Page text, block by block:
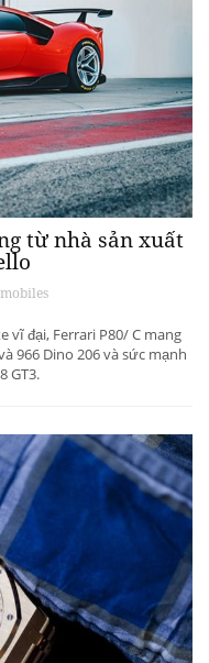
từ ​​nhà sản xuất
đại, Ferrari P80/ C mang
966 Dino 206 và sức mạnh
GT3.